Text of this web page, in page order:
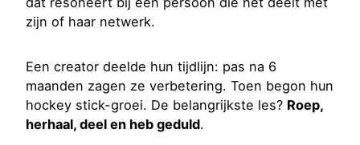
zijn of haar netwerk.
Een creator deelde hun tijdlijn: pas na 6
maanden zagen ze verbetering. Toen begon hun
hockey stick-groei. De belangrijkste les? Roep,
herhaal, deel en heb geduld.